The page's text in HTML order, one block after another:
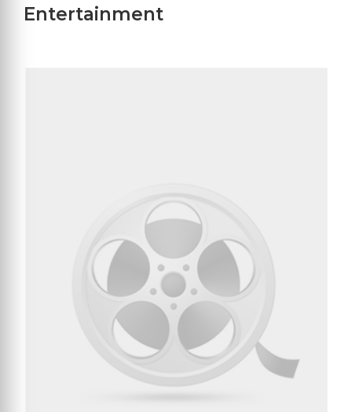
Entertainment